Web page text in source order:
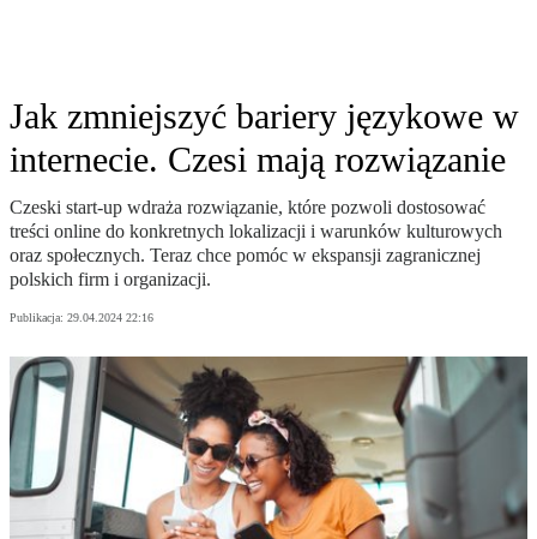
Jak zmniejszyć bariery językowe w
internecie. Czesi mają rozwiązanie
Czeski start-up wdraża rozwiązanie, które pozwoli dostosować
treści online do konkretnych lokalizacji i warunków kulturowych
oraz społecznych. Teraz chce pomóc w ekspansji zagranicznej
polskich firm i organizacji.
Publikacja: 29.04.2024 22:16